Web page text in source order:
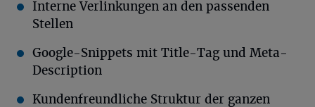
Interne Verlinkungen an den passenden
Stellen
Google-Snippets mit Title-Tag und Meta-
Description
Kundenfreundliche Struktur der ganzen